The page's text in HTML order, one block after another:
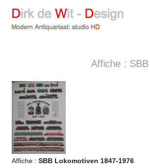
Dirk de Wit - Design
Modern Antiquariaat: studio HD
Affiche :
Affiche : SBB Lokomotiven 1847-1976